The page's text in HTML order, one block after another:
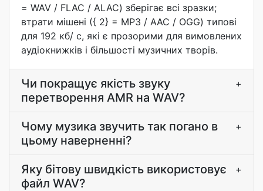
= WAV / FLAC / ALAC) зберігає всі зразки;
втрати мішені ({ 2} = MP3 / AAC / OGG) типові
для 192 кб/ с, які є прозорими для вимовлених
аудіокнижків і більшості музичних творів.
Чи покращує якість звуку
перетворення AMR на WAV?
+
Чому музика звучить так погано в
цьому наверненні?
+
Яку бітову швидкість використовує
файл WAV?
+